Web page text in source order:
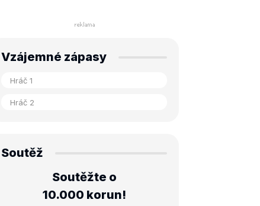
Vzájemné zápasy
Soutěž
Soutěžte o
10.000 korun!